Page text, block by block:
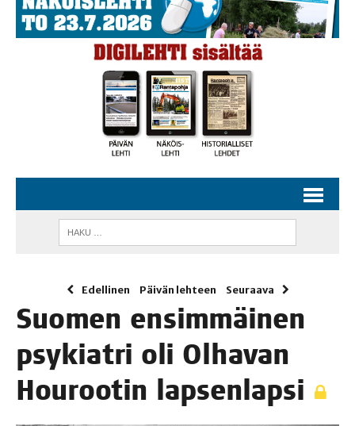
Edellinen Päivän lehteen Seuraava
Suo­men ensim­mäi­nen
psy­kiat­ri oli Olha­van
Hou­roo­tin lapsenlapsi